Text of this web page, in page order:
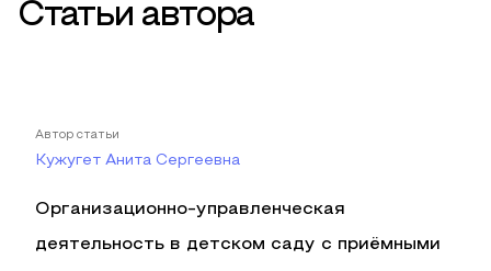
Статьи автора
Автор статьи
Кужугет Анита Сергеевна
Организационно-управленческая
деятельность в детском саду с приёмными